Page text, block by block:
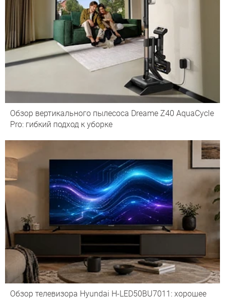
Обзор вертикального пылесоса Dreame Z40 AquaCycle
Pro: гибкий подход к уборке
Обзор телевизора Hyundai H-LED50BU7011: хорошее